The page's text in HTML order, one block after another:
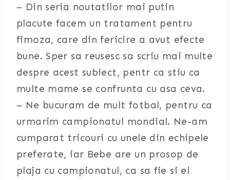
– Din seria noutatilor mai putin
placute facem un tratament pentru
fimoza, care din fericire a avut efecte
bune. Sper sa reusesc sa scriu mai multe
despre acest subiect, pentr ca stiu ca
multe mame se confrunta cu asa ceva.
– Ne bucuram de mult fotbal, pentru ca
urmarim campionatul mondial. Ne-am
cumparat tricouri cu unele din echipele
preferate, iar Bebe are un prosop de
plaja cu campionatul, ca sa fie si el